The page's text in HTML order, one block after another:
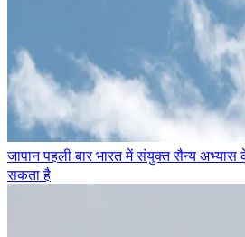
जापान पहली बार भारत में संयुक्त सैन्य
सकता है